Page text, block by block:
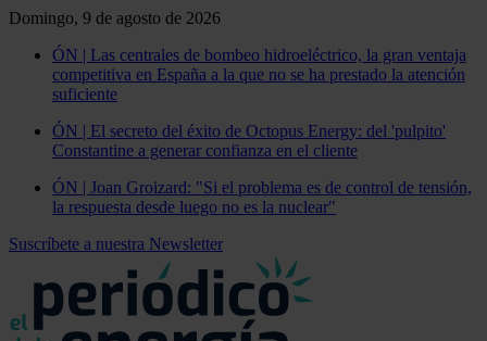
Domingo, 9 de agosto de 2026
ÓN | Las centrales de bombeo hidroeléctrico, la gran ventaja
competitiva en España a la que no se ha prestado la atención
suficiente
ÓN | El secreto del éxito de Octopus Energy: del 'pulpito'
Constantine a generar confianza en el cliente
ÓN | Joan Groizard: "Si el problema es de control de tensión,
la respuesta desde luego no es la nuclear"
Suscríbete a nuestra Newsletter